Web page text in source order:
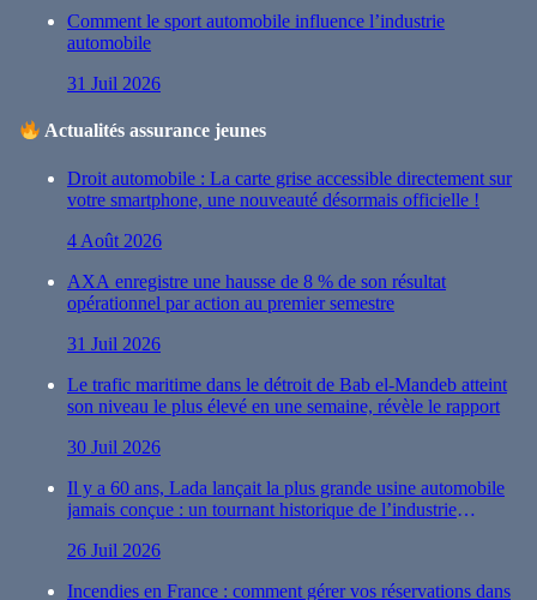
Comment le sport automobile influence l’industrie
automobile
31 Juil 2026
Actualités assurance jeunes
Droit automobile : La carte grise accessible directement sur
votre smartphone, une nouveauté désormais officielle !
4 Août 2026
AXA enregistre une hausse de 8 % de son résultat
opérationnel par action au premier semestre
31 Juil 2026
Le trafic maritime dans le détroit de Bab el-Mandeb atteint
son niveau le plus élevé en une semaine, révèle le rapport
30 Juil 2026
Il y a 60 ans, Lada lançait la plus grande usine automobile
jamais conçue : un tournant historique de l’industrie
26 Juil 2026
Incendies en France : comment gérer vos réservations dans